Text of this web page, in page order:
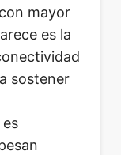
mayor
es la
sostener